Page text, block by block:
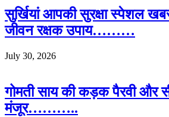
सुर्खियां आपकी सुरक्षा स्पेशल
जीवन रक्षक उपाय………
July 30, 2026
गोमती साय की कड़क पैरवी और
मंजूर………..